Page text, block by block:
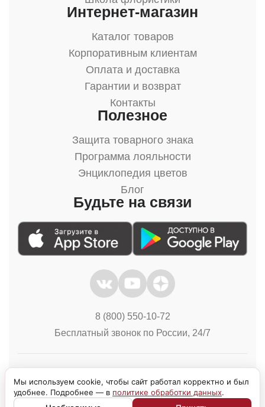
Интернет-магазин
Каталог товаров
Корпоративным клиентам
Оплата и доставка
Гарантии и возврат
Контакты
Полезное
Защита товарного знака
Программа лояльности
Энциклопедия цветов
Блог
Будьте на связи
8 (800) 550-10-72
Бесплатный звонок по России, 24/7
Мы используем cookie, чтобы сайт работал корректно и был
удобнее. Подробнее — в политике обработки данных.